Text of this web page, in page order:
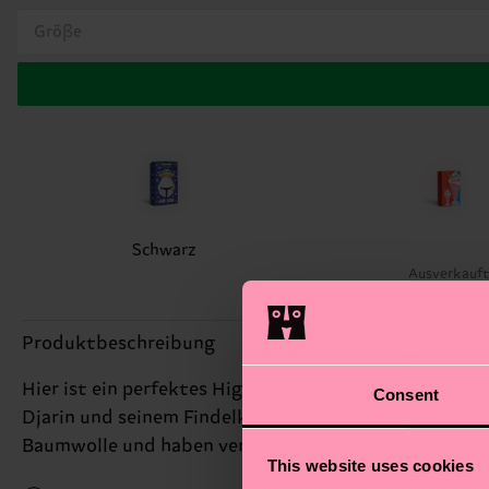
Consent
This website uses cookies
Größe
Schwarz
Ausverkauft
Produktbeschreibung
Hier ist ein perfektes Highlight für große und kleine
Djarin und seinem Findelkind Grogu. Warum spielst
Baumwolle und haben verstärkte Fersen und Zehen.